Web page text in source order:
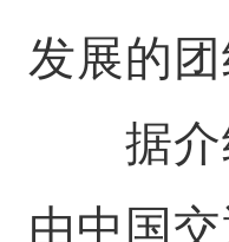
发展的团
据介
由中国